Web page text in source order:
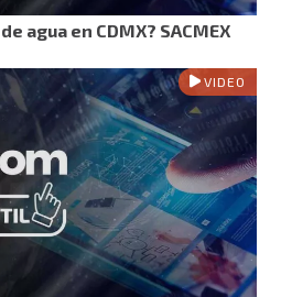
agua en CDMX? SACMEX
VIDEO